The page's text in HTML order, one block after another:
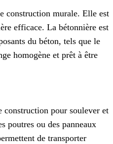
construction murale. Elle est
efficace. La bétonnière est
du béton, tels que le
homogène et prêt à être
construction pour soulever et
poutres ou des panneaux
de transporter